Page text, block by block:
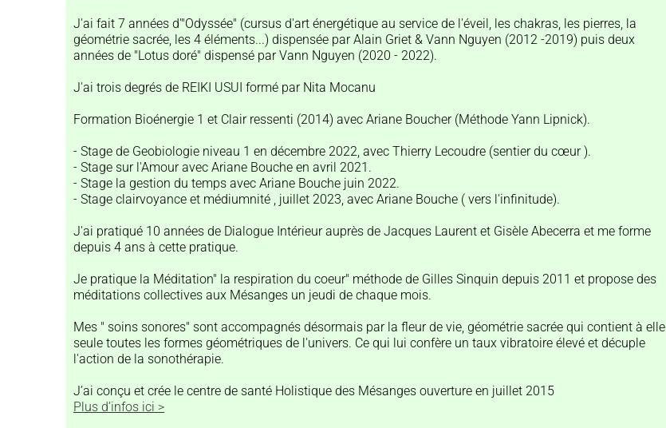
J'ai fait 7 années d'"Odyssée" (cursus d'art énergétique au service de l'éveil, les chakras, les pierres, la
géométrie sacrée, les 4 éléments...) dispensée par Alain Griet & Vann Nguyen (2012 -2019) puis deux
années de "Lotus doré" dispensé par Vann Nguyen (2020 - 2022).
J'ai trois degrés de REIKI USUI formé par Nita Mocanu
Formation Bioénergie 1 et Clair ressenti (2014) avec Ariane Boucher (Méthode Yann Lipnick).
- Stage de Geobiologie niveau 1 en décembre 2022, avec Thierry Lecoudre (sentier du cœur ).
- Stage sur l'Amour avec Ariane Bouche en avril 2021.
- Stage la gestion du temps avec Ariane Bouche juin 2022.
- Stage clairvoyance et médiumnité , juillet 2023, avec Ariane Bouche ( vers l'infinitude).
J'ai pratiqué 10 années de Dialogue Intérieur auprès de Jacques Laurent et Gisèle Abecerra et me forme
depuis 4 ans à cette pratique.
Je pratique la Méditation" la respiration du coeur" méthode de Gilles Sinquin depuis 2011 et propose des
méditations collectives aux Mésanges un jeudi de chaque mois.
Mes " soins sonores" sont accompagnés désormais par la fleur de vie, géométrie sacrée qui contient à elle
seule toutes les formes géométriques de l'univers. Ce qui lui confère un taux vibratoire élevé et décuple
l'action de la sonothérapie.
J’ai conçu et crée le centre de santé Holistique des Mésanges ouverture en juillet 2015
Plus d’infos ici >